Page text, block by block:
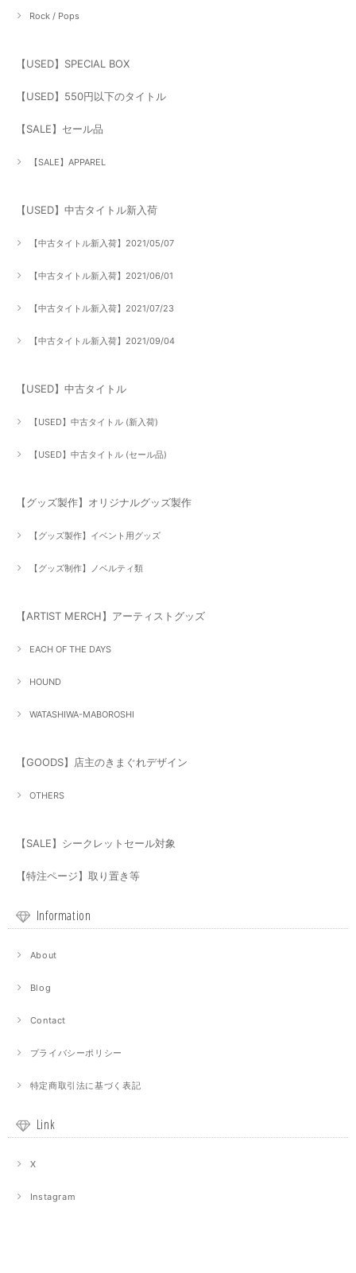
Rock / Pops
【USED】SPECIAL BOX
【USED】550円以下のタイトル
【SALE】セール品
【SALE】APPAREL
【USED】中古タイトル新入荷
【中古タイトル新入荷】2021/05/07
【中古タイトル新入荷】2021/06/01
【中古タイトル新入荷】2021/07/23
【中古タイトル新入荷】2021/09/04
【USED】中古タイトル
【USED】中古タイトル (新入荷)
【USED】中古タイトル (セール品)
【グッズ製作】オリジナルグッズ製作
【グッズ製作】イベント用グッズ
【グッズ制作】ノベルティ類
【ARTIST MERCH】アーティストグッズ
EACH OF THE DAYS
HOUND
WATASHIWA-MABOROSHI
【GOODS】店主のきまぐれデザイン
OTHERS
【SALE】シークレットセール対象
【特注ページ】取り置き等
Information
About
Blog
Contact
プライバシーポリシー
特定商取引法に基づく表記
Link
X
Instagram